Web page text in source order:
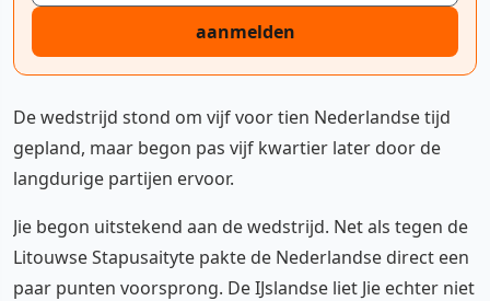
aanmelden
De wedstrijd stond om vijf voor tien Nederlandse tijd
gepland, maar begon pas vijf kwartier later door de
langdurige partijen ervoor.
Jie begon uitstekend aan de wedstrijd. Net als tegen de
Litouwse Stapusaityte pakte de Nederlandse direct een
paar punten voorsprong. De IJslandse liet Jie echter niet